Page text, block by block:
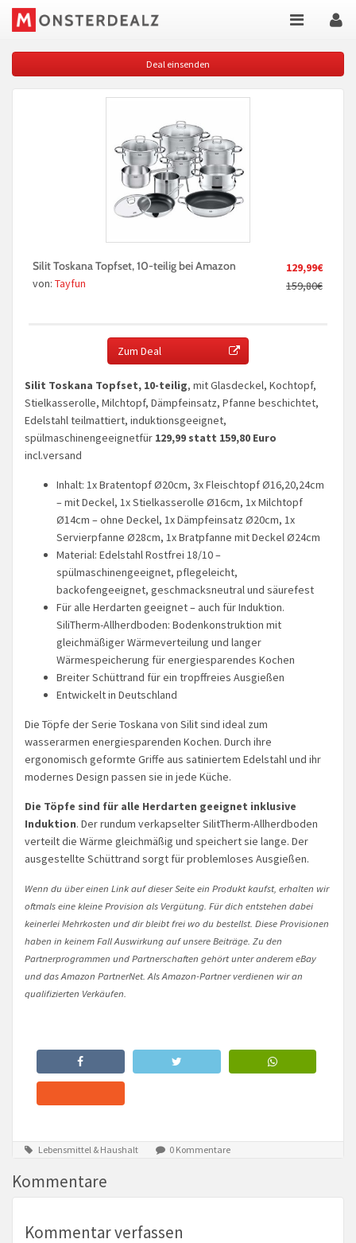
Deal einsenden
129,99€
159,80€
Silit Toskana Topfset, 10-teilig bei Amazon
von: Tayfun
Zum Deal
Silit Toskana Topfset, 10-teilig, mit Glasdeckel, Kochtopf,
Stielkasserolle, Milchtopf, Dämpfeinsatz, Pfanne beschichtet,
Edelstahl teilmattiert, induktionsgeeignet,
spülmaschinengeeignetfür 129,99 statt 159,80 Euro
incl.versand
Inhalt: 1x Bratentopf Ø20cm, 3x Fleischtopf Ø16,20,24cm
– mit Deckel, 1x Stielkasserolle Ø16cm, 1x Milchtopf
Ø14cm – ohne Deckel, 1x Dämpfeinsatz Ø20cm, 1x
Servierpfanne Ø28cm, 1x Bratpfanne mit Deckel Ø24cm
Material: Edelstahl Rostfrei 18/10 –
spülmaschinengeeignet, pflegeleicht,
backofengeeignet, geschmacksneutral und säurefest
Für alle Herdarten geeignet – auch für Induktion.
SiliTherm-Allherdboden: Bodenkonstruktion mit
gleichmäßiger Wärmeverteilung und langer
Wärmespeicherung für energiesparendes Kochen
Breiter Schüttrand für ein tropffreies Ausgießen
Entwickelt in Deutschland
Die Töpfe der Serie Toskana von Silit sind ideal zum
wasserarmen energiesparenden Kochen. Durch ihre
ergonomisch geformte Griffe aus satiniertem Edelstahl und ihr
modernes Design passen sie in jede Küche.
Die Töpfe sind für alle Herdarten geeignet inklusive
Induktion. Der rundum verkapselter SilitTherm-Allherdboden
verteilt die Wärme gleichmäßig und speichert sie lange. Der
ausgestellte Schüttrand sorgt für problemloses Ausgießen.
Wenn du über einen Link auf dieser Seite ein Produkt kaufst, erhalten wir
oftmals eine kleine Provision als Vergütung. Für dich entstehen dabei
keinerlei Mehrkosten und dir bleibt frei wo du bestellst. Diese Provisionen
haben in keinem Fall Auswirkung auf unsere Beiträge. Zu den
Partnerprogrammen und Partnerschaften gehört unter anderem eBay
und das Amazon PartnerNet. Als Amazon-Partner verdienen wir an
qualifizierten Verkäufen.
Lebensmittel & Haushalt 0 Kommentare
Kommentare
Kommentar verfassen